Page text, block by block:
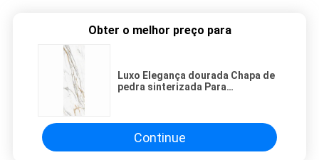
Obter o melhor preço para
Luxo Elegança dourada Chapa de
pedra sinterizada Para
Continue